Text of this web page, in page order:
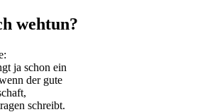
wehtun?
ja schon ein
der gute
schreibt.